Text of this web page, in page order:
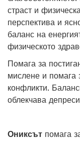
страст и
перспектива и
баланс на
физическото
Помага за
мислене и помага
конфликти.
облекчава
Ониксът помага